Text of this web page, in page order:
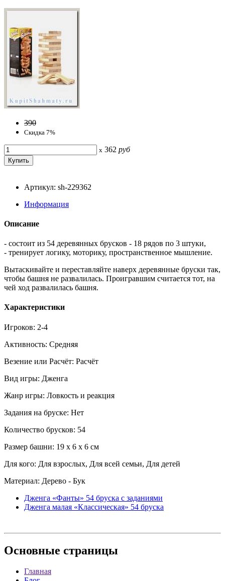
390
Скидка 7%
x 362 руб
Артикул: sh-229362
Информация
Описание
- состоит из 54 деревянных брусков - 18 рядов по 3 штуки,
- тренирует логику, моторику, пространственное мышление.
Вытаскивайте и переставляйте наверх деревянные бруски так,
чтобы башня не развалилась. Проигравшим считается тот, на
чей ход развалилась башня.
Характеристики
Игроков: 2-4
Активность: Средняя
Везение или Расчёт: Расчёт
Вид игры: Дженга
Жанр игры: Ловкость и реакция
Задания на бруске: Нет
Количество брусков: 54
Размер башни: 19 x 6 x 6 см
Для кого: Для взрослых, Для всей семьи, Для детей
Материал: Дерево - Бук
Дженга «Фанты» 54 бруска с заданиями
Дженга малая «Классическая» 54 бруска
Основные страницы
Главная